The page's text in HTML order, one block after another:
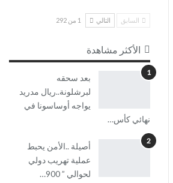
السابق التالي 1 من 292
الأكثر مشاهدة
1
بعد سحقه
لبرشلونة..ريال مدريد
يواجه أوساسونا في
نهائي كأس…
2
أصيلة ..الأمن يحبط
عملية تهريب دولي
لحوالي ” 900…